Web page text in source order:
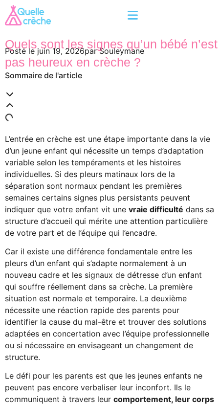
Quels sont les signes qu’un bébé n’est
pas heureux en crèche ?
Posté le juin 19, 2026parSouleymane
Sommaire de l'article
L’entrée en crèche est une étape importante dans la vie
d’un jeune enfant qui nécessite un temps d’adaptation
variable selon les tempéraments et les histoires
individuelles. Si des pleurs matinaux lors de la
séparation sont normaux pendant les premières
semaines certains signes plus persistants peuvent
indiquer que votre enfant vit une vraie difficulté dans sa
structure d’accueil qui mérite une attention particulière
de votre part et de l’équipe qui l’encadre.
Car il existe une différence fondamentale entre les
pleurs d’un enfant qui s’adapte normalement à un
nouveau cadre et les signaux de détresse d’un enfant
qui souffre réellement dans sa crèche. La première
situation est normale et temporaire. La deuxième
nécessite une réaction rapide des parents pour
identifier la cause du mal-être et trouver des solutions
adaptées en concertation avec l’équipe professionnelle
ou si nécessaire en envisageant un changement de
structure.
Le défi pour les parents est que les jeunes enfants ne
peuvent pas encore verbaliser leur inconfort. Ils le
communiquent à travers leur comportement, leur corps